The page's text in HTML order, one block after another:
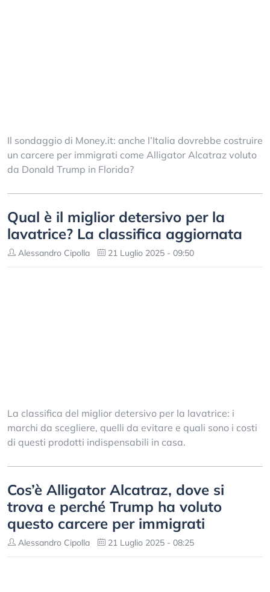
Il sondaggio di Money.it: anche l’Italia dovrebbe costruire
un carcere per immigrati come Alligator Alcatraz voluto
da Donald Trump in Florida?
Qual è il miglior detersivo per la
lavatrice? La classifica aggiornata
Alessandro Cipolla 21 Luglio 2025 - 09:50
La classifica del miglior detersivo per la lavatrice: i
marchi da scegliere, quelli da evitare e quali sono i costi
di questi prodotti indispensabili in casa.
Cos’è Alligator Alcatraz, dove si
trova e perché Trump ha voluto
questo carcere per immigrati
Alessandro Cipolla 21 Luglio 2025 - 08:25